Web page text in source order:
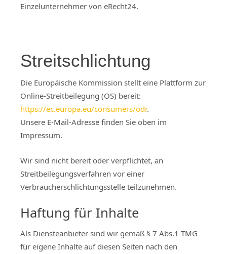
Einzelunternehmer von eRecht24.
Streitschlichtung
Die Europäische Kommission stellt eine Plattform zur
Online-Streitbeilegung (OS) bereit:
https://ec.europa.eu/consumers/odr.
Unsere E-Mail-Adresse finden Sie oben im
Impressum.
Wir sind nicht bereit oder verpflichtet, an
Streitbeilegungsverfahren vor einer
Verbraucherschlichtungsstelle teilzunehmen.
Haftung für Inhalte
Als Diensteanbieter sind wir gemäß § 7 Abs.1 TMG
für eigene Inhalte auf diesen Seiten nach den